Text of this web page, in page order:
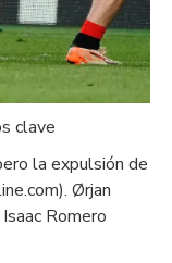
clave
la expulsión de
Ørjan
Romero